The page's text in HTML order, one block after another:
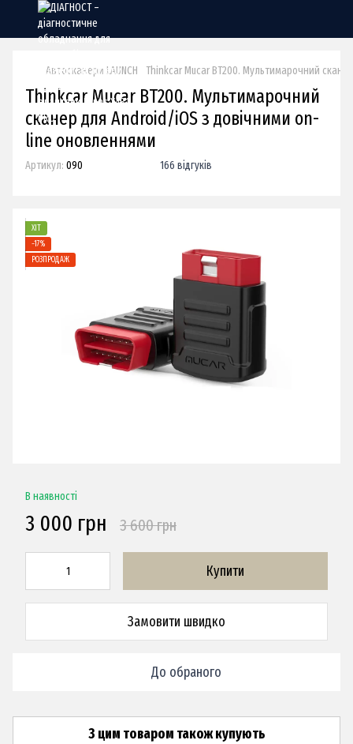
Автосканери LAUNCH Thinkcar Mucar BT200. Мультимарочний
Thinkcar Mucar BT200. Мультимарочний
сканер для Android/iOS з довічними on-
line оновленнями
Артикул: 090 166 відгуків
ХІТ
−17%
РОЗПРОДАЖ
В наявності
3 000 грн 3 600 грн
Купити
Замовити швидко
До обраного
З цим товаром також купують